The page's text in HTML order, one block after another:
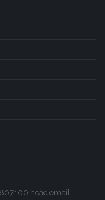
hoặc email: